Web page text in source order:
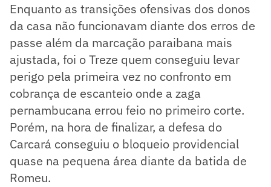
Enquanto as transições ofensivas dos donos
da casa não funcionavam diante dos erros de
passe além da marcação paraibana mais
ajustada, foi o Treze quem conseguiu levar
perigo pela primeira vez no confronto em
cobrança de escanteio onde a zaga
pernambucana errou feio no primeiro corte.
Porém, na hora de finalizar, a defesa do
Carcará conseguiu o bloqueio providencial
quase na pequena área diante da batida de
Romeu.